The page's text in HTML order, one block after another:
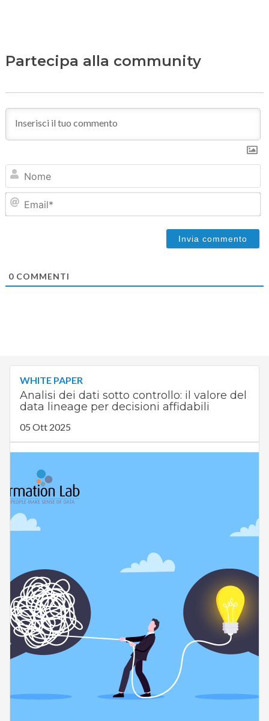
Partecipa alla community
0COMMENTI
WHITE PAPER
Analisi dei dati sotto controllo: il valore del
data lineage per decisioni affidabili
05 Ott 2025